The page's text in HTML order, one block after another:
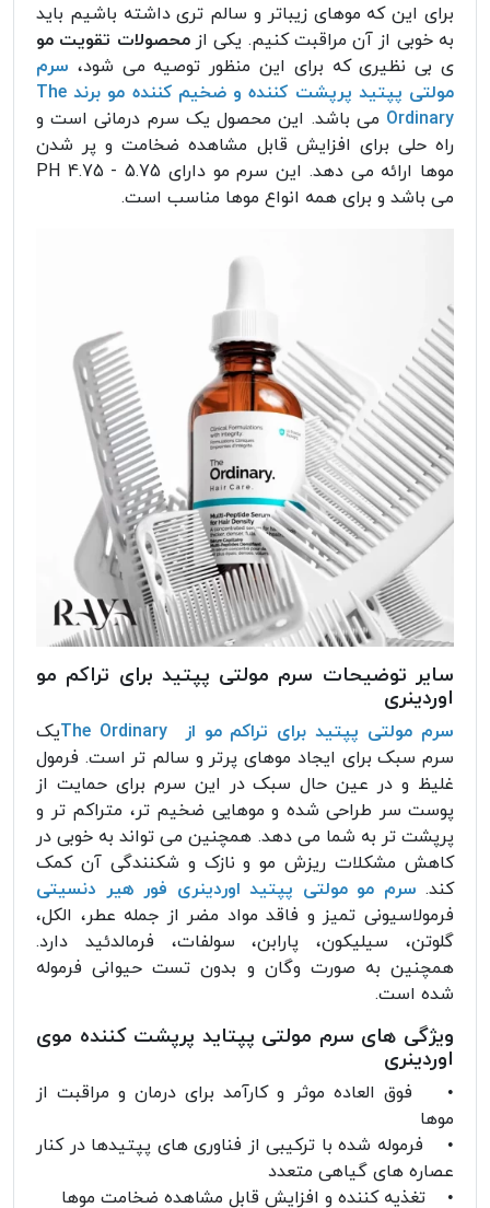
برای این که موهای زیباتر و سالم تری داشته باشیم باید
به خوبی از آن مراقبت کنیم. یکی ازمحصولات تقویت مو
ی بی نظیری که برای این منظور توصیه می شود، سرم
مولتی پپتید پرپشت کننده و ضخیم کننده مو برند The
Ordinary می باشد. این محصول یک سرم درمانی است و
راه حلی برای افزایش قابل مشاهده ضخامت و پر شدن
موها ارائه می دهد. این سرم مو دارای PH 4.75 - 5.75
می باشد و برای همه انواع موها مناسب است.
سایر توضیحات سرم مولتی پپتید برای تراکم مو
اوردینری
سرم مولتی پپتید برای تراکم مو از The Ordinary
یک
سرم سبک برای ایجاد موهای پرتر و سالم تر است. فرمول
غلیظ و در عین حال سبک در این سرم برای حمایت از
پوست سر طراحی شده و موهایی ضخیم تر، متراکم تر و
پرپشت تر به شما می دهد. همچنین می تواند به خوبی در
کاهش مشکلات ریزش مو و نازک و شکنندگی آن کمک
کند. سرم مو مولتی پپتید اوردینری فور هیر دنسیتی
فرمولاسیونی تمیز و فاقد مواد مضر از جمله عطر، الکل،
گلوتن، سیلیکون، پارابن، سولفات، فرمالدئید دارد.
همچنین به صورت وگان و بدون تست حیوانی فرموله
شده است.
ویژگی های سرم مولتی پپتاید پرپشت کننده موی
اوردینری
• فوق العاده موثر و کارآمد برای درمان و مراقبت از
موها
• فرموله شده با ترکیبی از فناوری های پپتیدها در کنار
عصاره های گیاهی متعدد
• تغذیه کننده و افزایش قابل مشاهده ضخامت موها